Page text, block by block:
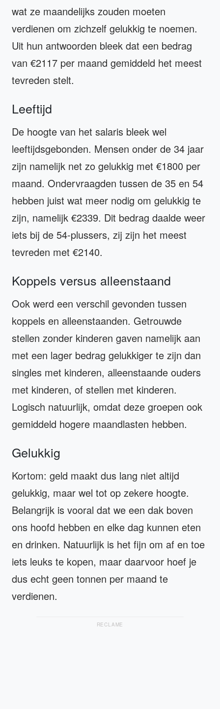
wat ze maandelijks zouden moeten
verdienen om zichzelf gelukkig te noemen.
Uit hun antwoorden bleek dat een bedrag
van €2117 per maand gemiddeld het meest
tevreden stelt.
Leeftijd
De hoogte van het salaris bleek wel
leeftijdsgebonden. Mensen onder de 34 jaar
zijn namelijk net zo gelukkig met €1800 per
maand. Ondervraagden tussen de 35 en 54
hebben juist wat meer nodig om gelukkig te
zijn, namelijk €2339. Dit bedrag daalde weer
iets bij de 54-plussers, zij zijn het meest
tevreden met €2140.
Koppels versus alleenstaand
Ook werd een verschil gevonden tussen
koppels en alleenstaanden. Getrouwde
stellen zonder kinderen gaven namelijk aan
met een lager bedrag gelukkiger te zijn dan
singles met kinderen, alleenstaande ouders
met kinderen, of stellen met kinderen.
Logisch natuurlijk, omdat deze groepen ook
gemiddeld hogere maandlasten hebben.
Gelukkig
Kortom: geld maakt dus lang niet altijd
gelukkig, maar wel tot op zekere hoogte.
Belangrijk is vooral dat we een dak boven
ons hoofd hebben en elke dag kunnen eten
en drinken. Natuurlijk is het fijn om af en toe
iets leuks te kopen, maar daarvoor hoef je
dus echt geen tonnen per maand te
verdienen.
RECLAME